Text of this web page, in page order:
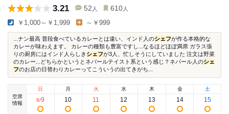
3.21 52 人 610 人
￥1,000～￥1,999 ～￥999
...ナン最高 普段食べているカレーとは違い、インド人のシェフが作る本格的な
カレーが味わえます。 カレーの種類も豊富ですし...なるほどほぼ満席 ガラス張
りの厨房にはインド人らしき シェフが3人、忙しそうにしていました 注文は野菜
のカレー...どちらかというとネパールテイスト系という感じ？ネパール人のシェ
フのお店の日替わりカレーってこういうの出てきがち...
空席
情報
日
8/9
月
10
火
11
水
12
木
13
金
14
土
15